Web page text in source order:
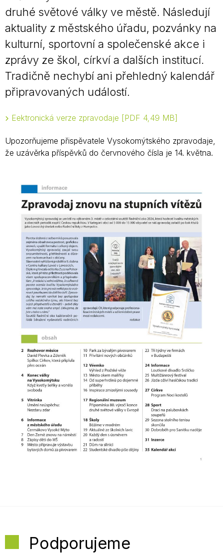
druhé světové války ve městě. Následují
aktuality z městského úřadu, pozvánky na
kulturní, sportovní a společenské akce i
zprávy ze škol, církví a dalších institucí.
Tradičně nechybí ani přehledný kalendář
připravovaných událostí.
Eektronická verze zpravodaje PDF 4,49 MB
Upozorňujeme přispěvatele Vysokomýtského zpravodaje,
že uzávěrka příspěvků do červnového čísla je 14. května.
Podporujeme